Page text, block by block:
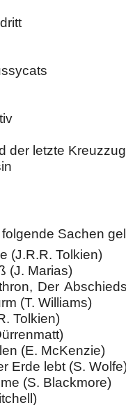
der letzte Kreuzzug
Sachen
(J.R.R. Tolkien)
(J. Marias)
Der
(T. Williams)
Tolkien)
(E. McKenzie)
Erde lebt (S.
(S. Blackmore)